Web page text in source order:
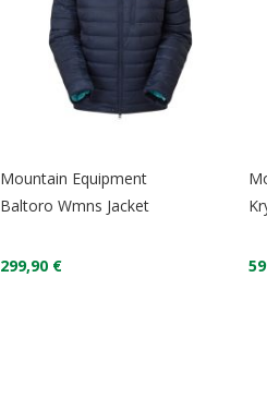
Mountain Equipment
Baltoro Wmns Jacket
299,90 €